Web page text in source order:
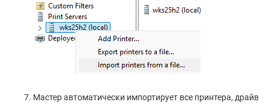
Мастер автоматически импортирует все принтера, драйв